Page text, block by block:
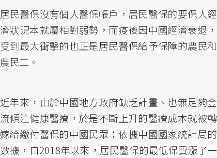
居民醫保沒有個人醫保帳戶，居民醫保的要保人經
濟狀況本就屬相對弱勢，而疫後因中國經濟衰退，
受到最大衝擊的也正是居民醫保給予保障的農民和
農民工。
近年來，由於中國地方政府缺乏計畫、也無足夠金
流傾注健康醫療，於是不斷上升的醫療成本就被轉
嫁給繳付醫保的中國民眾；依據中國國家統計局的
數據，自2018年以來，居民醫保的最低保費漲了一